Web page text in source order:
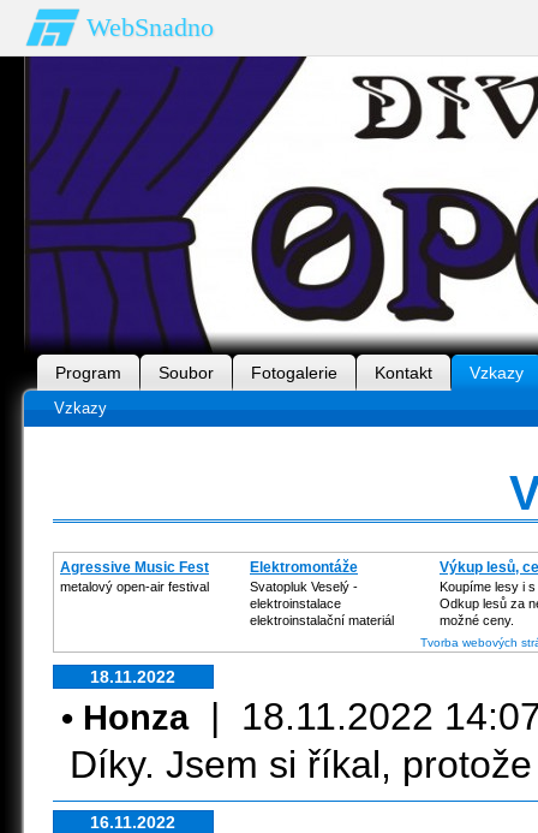
WebSnadno
Program Soubor Fotogalerie Kontakt Vzkazy
Vzkazy
Agressive Music Fest
metalový open-air festival
Elektromontáže
Svatopluk Veselý -
elektroinstalace
elektroinstalační materiál
Výkup lesů,
Koupíme lesy i
Odkup lesů za
možné ceny.
Tvorba webových
18.11.2022
• Honza| 18.11.2022
Díky. Jsem si říkal,
16.11.2022